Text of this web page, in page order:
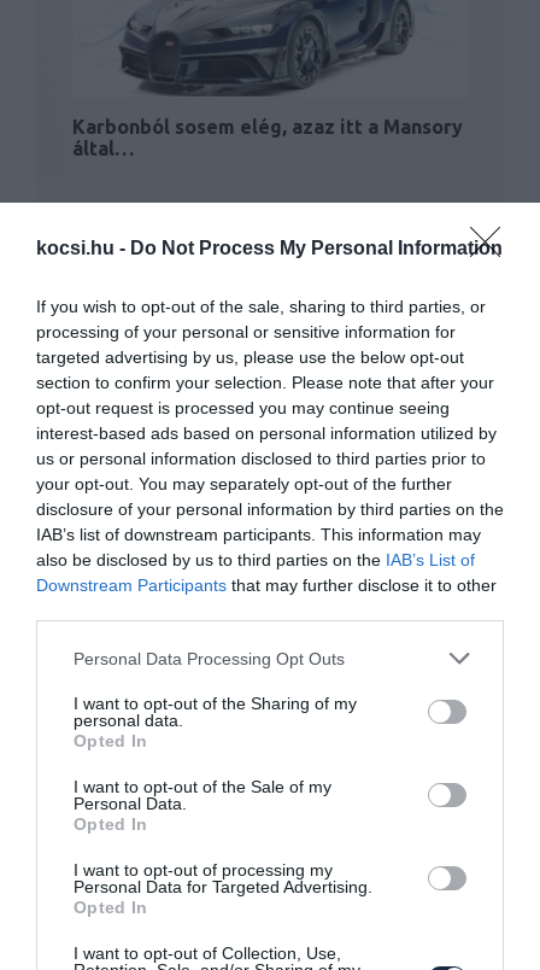
kocsi.hu - Do Not Process My Personal Information
If you wish to opt-out of the sale, sharing to third parties, or
processing of your personal or sensitive information for
targeted advertising by us, please use the below opt-out
section to confirm your selection. Please note that after your
opt-out request is processed you may continue seeing
interest-based ads based on personal information utilized by
us or personal information disclosed to third parties prior to
your opt-out. You may separately opt-out of the further
disclosure of your personal information by third parties on the
IAB’s list of downstream participants. This information may
also be disclosed by us to third parties on the IAB’s List of
Downstream Participants that may further disclose it to other
Please note that this website/app uses one or more Google
not limited to your visit or usage behaviour. You may click to
grant or deny consent to Google and its third-party tags to
use your data for below specified purposes in below Google
consent section.
Personal Data Processing Opt Outs
I want to opt-out of the Sharing of my
personal data.
Opted In
I want to opt-out of the Sale of my
Personal Data.
Opted In
I want to opt-out of processing my
Personal Data for Targeted Advertising.
Opted In
I want to opt-out of Collection, Use,
Karbonból sosem elég, azaz itt a Mansory
által…
Porsche Macan tuning Mansory módra
Carbonsaurus a Bentleyből
Ilyen a GLS Mansory-átirata